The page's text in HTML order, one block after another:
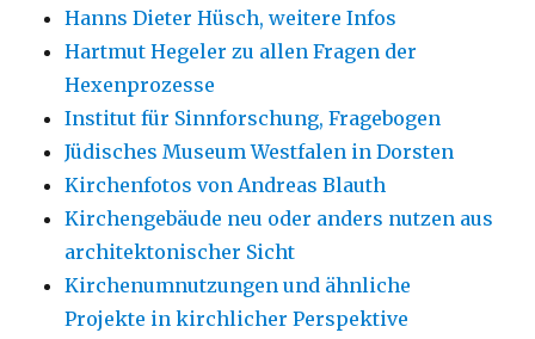
Hanns Dieter Hüsch, weitere Infos
Hartmut Hegeler zu allen Fragen der
Hexenprozesse
Institut für Sinnforschung, Fragebogen
Jüdisches Museum Westfalen in Dorsten
Kirchenfotos von Andreas Blauth
Kirchengebäude neu oder anders nutzen aus
architektonischer Sicht
Kirchenumnutzungen und ähnliche
Projekte in kirchlicher Perspektive